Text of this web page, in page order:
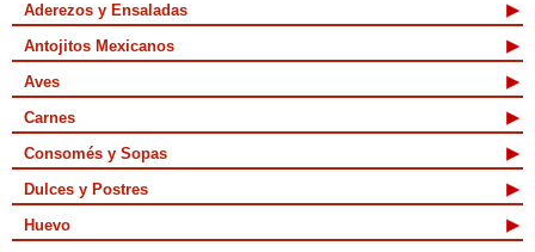
Aderezos y Ensaladas
Antojitos Mexicanos
Aves
Carnes
Consomés y Sopas
Dulces y Postres
Huevo